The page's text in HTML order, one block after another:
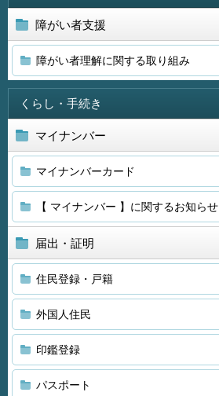
障がい者支援
障がい者理解に関する取り組み
くらし・手続き
マイナンバー
マイナンバーカード
【 マイナンバー 】に関するお知らせ
届出・証明
住民登録・戸籍
外国人住民
印鑑登録
パスポート